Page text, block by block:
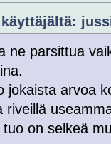
ne parsittua
jokaista arvoa
riveillä
tuo on selkeä